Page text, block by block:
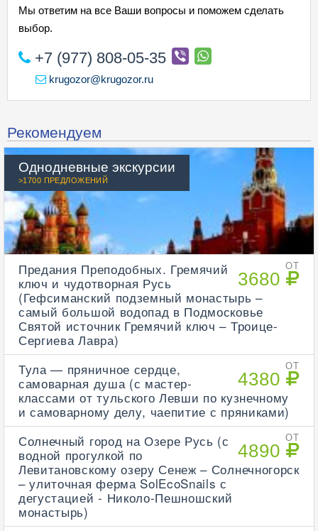
Мы ответим на все Ваши вопросы и поможем сделать
выбор.
+7 (977) 808-05-35
krugozor@krugozor.ru
Рекомендуем
Однодневные экскурсии
>1700 ПРЕДЛОЖЕНИЙ
ОТ
3680
Предания Преподобных. Гремячий
ключ и чудотворная Русь
(Гефсиманский подземный монастырь –
самый большой водопад в Подмосковье
Святой источник Гремячий ключ – Троице-
Сергиева Лавра)
ОТ
4380
Тула — пряничное сердце,
самоварная душа (с мастер-
классами от тульского Левши по кузнечному
и самоварному делу, чаепитие с пряниками)
ОТ
4890
Солнечный город на Озере Русь (с
водной прогулкой по
Левитановскому озеру Сенеж – Солнечногорск
– улиточная ферма SolEcoSnails с
дегустацией - Николо-Пешношский
монастырь)